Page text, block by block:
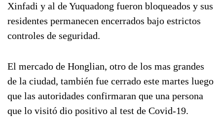
Xinfadi y al de Yuquadong fueron bloqueados y sus
residentes permanecen encerrados bajo estrictos
controles de seguridad.
El mercado de Honglian, otro de los mas grandes
de la ciudad, también fue cerrado este martes luego
que las autoridades confirmaran que una persona
que lo visitó dio positivo al test de Covid-19.